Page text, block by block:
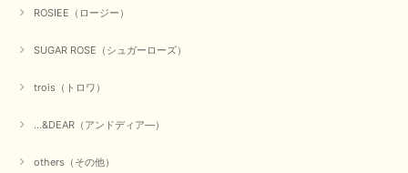
ROSIEE（ロージー）
SUGAR ROSE（シュガーローズ）
trois（トロワ）
...&DEAR（アンドディア―）
others（その他）